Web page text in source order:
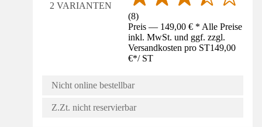
2 VARIANTEN
(8)
Preis — 149,00 € * Alle Preise
inkl. MwSt. und ggf. zzgl.
Versandkosten pro ST149,00
€*/ ST
Nicht online bestellbar
Z.Zt. nicht reservierbar